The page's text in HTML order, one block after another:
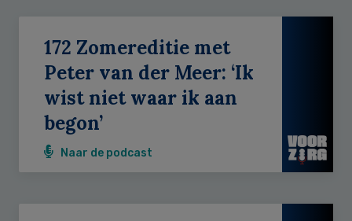
172 Zomereditie met
Peter van der Meer: ‘Ik
wist niet waar ik aan
begon’
Naar de podcast